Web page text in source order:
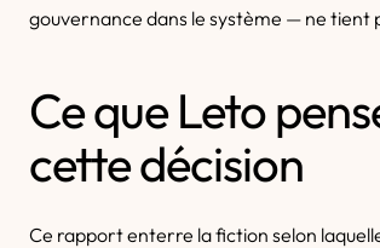
gouvernance dans le système — ne tient
Ce que Leto
cette décision
Ce rapport enterre la fiction selon